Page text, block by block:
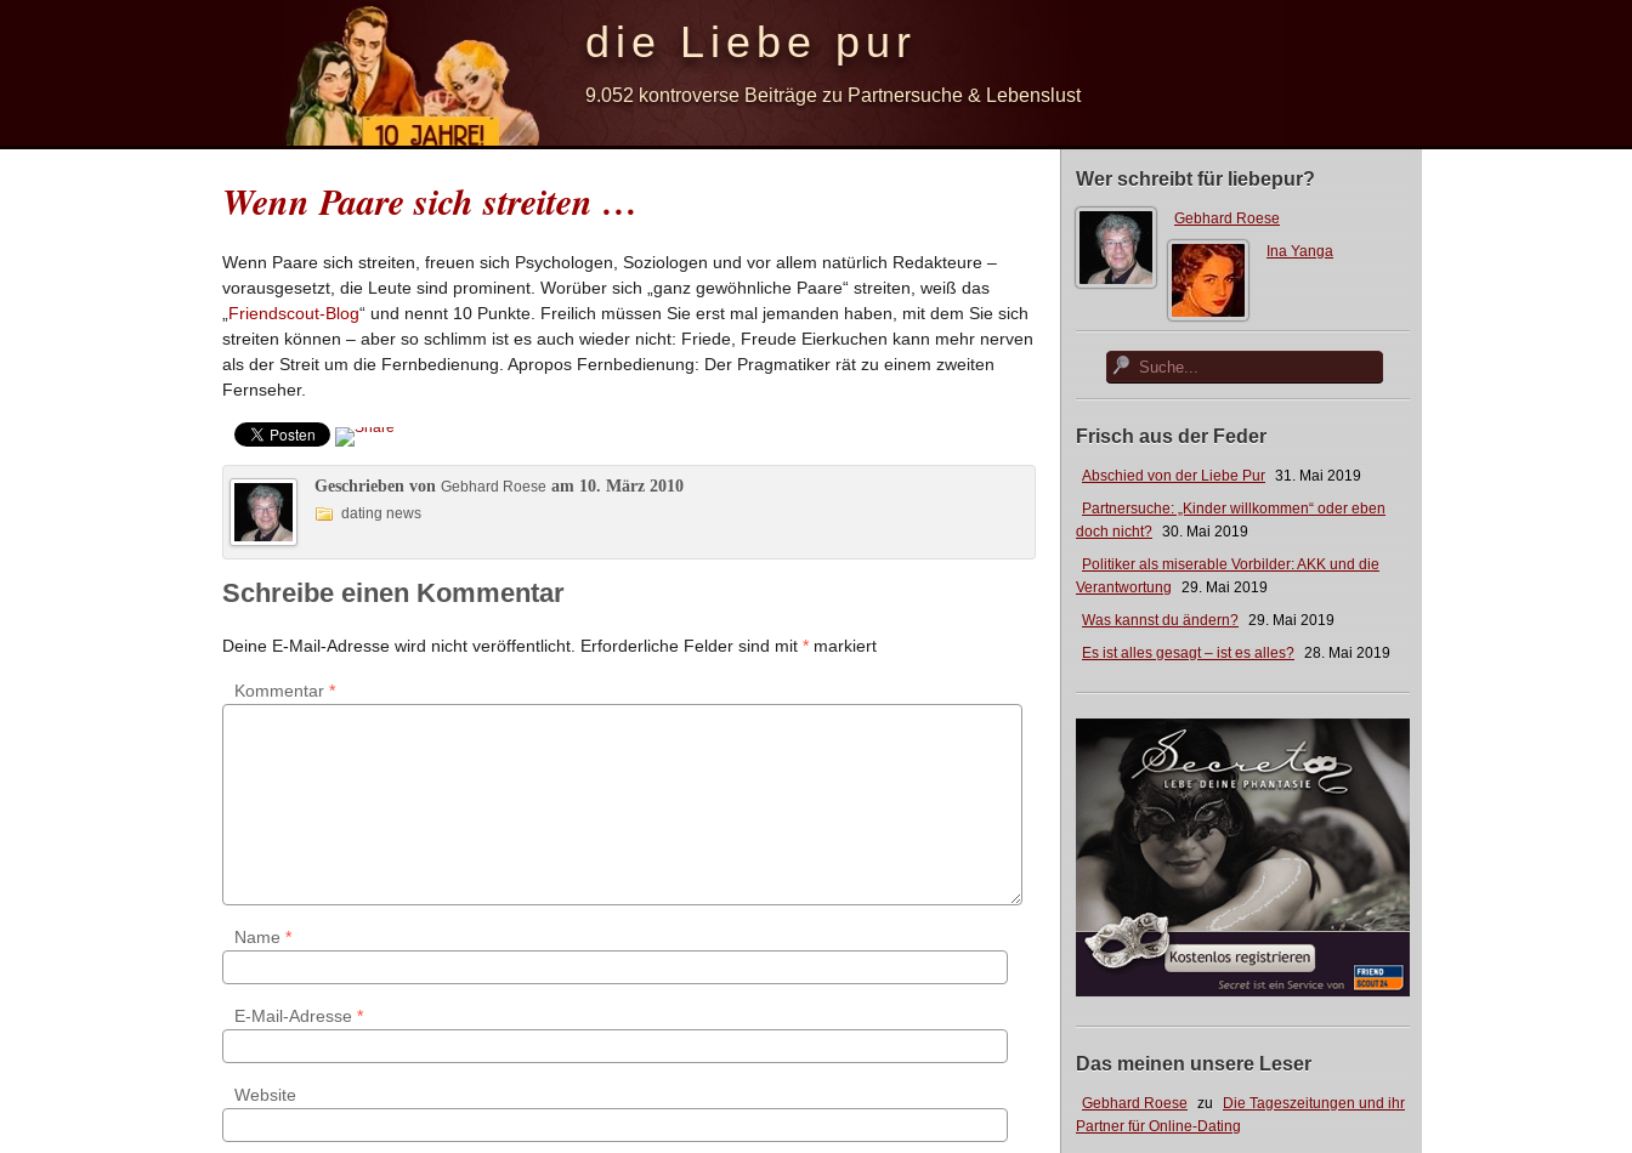
die Liebe pur
9.052 kontroverse Beiträge zu Partnersuche & Lebenslust
Wer schreibt für liebepur?
Gebhard Roese
Ina Yanga
Frisch aus der Feder
Abschied von der Liebe Pur 31. Mai 2019
Partnersuche: „Kinder willkommen“ oder eben
doch nicht? 30. Mai 2019
Politiker als miserable Vorbilder: AKK und die
Verantwortung
29. Mai 2019
Was kannst du ändern? 29. Mai 2019
Es ist alles gesagt – ist es alles? 28. Mai 2019
Das meinen unsere Leser
Gebhard Roese zu
Die Tageszeitungen und ihr
Partner für Online-Dating
Wenn Paare sich streiten …
Wenn Paare sich streiten, freuen sich Psychologen, Soziologen und vor allem natürlich Redakteure –
vorausgesetzt, die Leute sind prominent. Worüber sich „ganz gewöhnliche Paare“ streiten, weiß das
Friendscout-Blog“ und nennt 10 Punkte. Freilich müssen Sie erst mal jemanden haben, mit dem Sie sich
streiten können – aber so schlimm ist es auch wieder nicht: Friede, Freude Eierkuchen kann mehr nerven
als der Streit um die Fernbedienung. Apropos Fernbedienung: Der Pragmatiker rät zu einem zweiten
Fernseher.
Geschrieben von Gebhard Roese am 10. März 2010
dating news
Schreibe einen Kommentar
Deine E-Mail-Adresse wird nicht veröffentlicht. Erforderliche Felder sind mit * markiert
Kommentar *
Name *
E-Mail-Adresse *
Website